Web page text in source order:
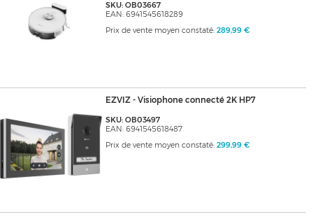
SKU: OB03667
EAN: 6941545618289
Prix de vente moyen constaté: 289,99 €
EZVIZ - Visiophone connecté 2K HP7
SKU: OB03497
EAN: 6941545618487
Prix de vente moyen constaté: 299,99 €